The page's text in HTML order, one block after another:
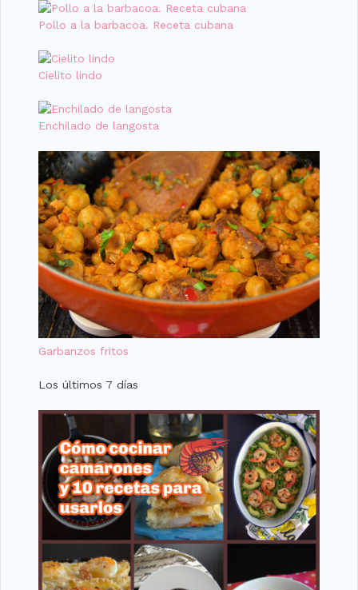
Pollo a la barbacoa. Receta cubana
Cielito lindo
Enchilado de langosta
Garbanzos fritos
Los últimos 7 días